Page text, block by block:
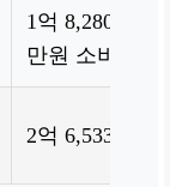
1억 8,280만원
만원 소비
2억 6,533만원